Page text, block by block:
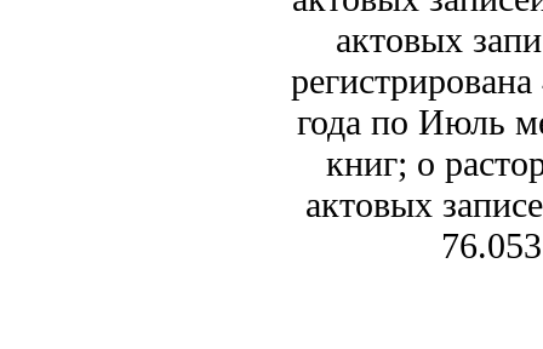
актовых
года по Июль
книг; о
актовых